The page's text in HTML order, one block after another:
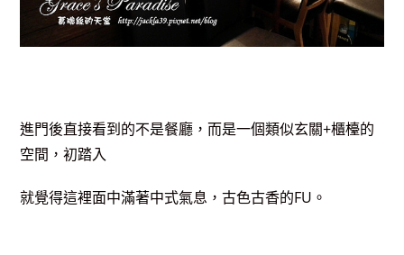
進門後直接看到的不是餐廳，而是一個類似玄關+櫃檯的
空間，初踏入
就覺得這裡面中滿著中式氣息，古色古香的FU。